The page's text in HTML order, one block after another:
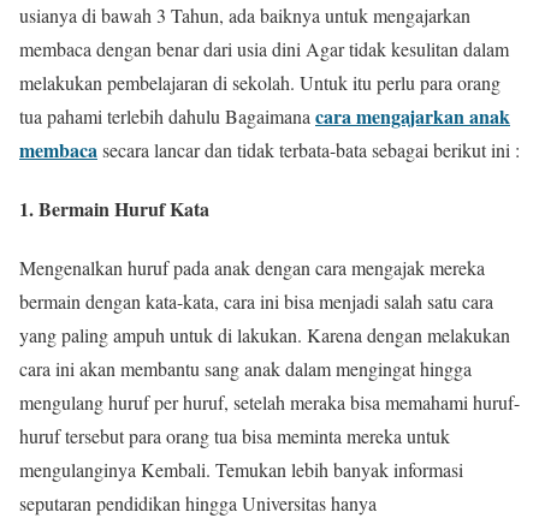
usianya di bawah 3 Tahun, ada baiknya untuk mengajarkan
membaca dengan benar dari usia dini Agar tidak kesulitan dalam
melakukan pembelajaran di sekolah. Untuk itu perlu para orang
tua pahami terlebih dahulu Bagaimana cara mengajarkan anak
membacasecara lancar dan tidak terbata-bata sebagai berikut ini :
1. Bermain Huruf Kata
Mengenalkan huruf pada anak dengan cara mengajak mereka
bermain dengan kata-kata, cara ini bisa menjadi salah satu cara
yang paling ampuh untuk di lakukan. Karena dengan melakukan
cara ini akan membantu sang anak dalam mengingat hingga
mengulang huruf per huruf, setelah meraka bisa memahami huruf-
huruf tersebut para orang tua bisa meminta mereka untuk
mengulanginya Kembali. Temukan lebih banyak informasi
seputaran pendidikan hingga Universitas hanya